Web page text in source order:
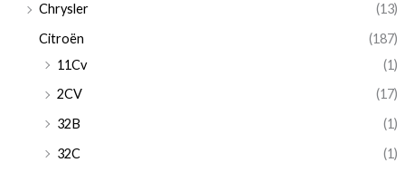
Chrysler
(13)
Citroën
(187)
11Cv
(1)
2CV
(17)
32B
(1)
32C
(1)